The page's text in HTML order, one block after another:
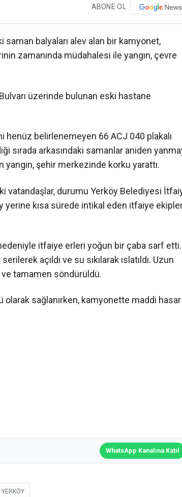
ABONE OL
balyaları alev alan bir kamyonet,
zamanında müdahalesi ile yangın, çevre
üzerinde bulunan eski hastane
henüz belirlenemeyen 66 ACJ 040 plakalı
sırada arkasındaki samanlar aniden
yangın, şehir merkezinde korku yarattı.
vatandaşlar, durumu Yerköy Belediyesi
kısa sürede intikal eden itfaiye
itfaiye erleri yoğun bir çaba sarf etti.
açıldı ve su sıkılarak ıslatıldı. Uzun
ve tamamen söndürüldü.
sağlanırken, kamyonette maddi hasar
WhatsApp Kanalına Katıl
YERKÖY